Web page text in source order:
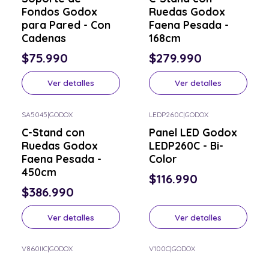
Fondos Godox
para Pared - Con
Cadenas
$75.990
Ver detalles
Ruedas Godox
Faena Pesada -
168cm
$279.990
Ver detalles
SA5045|GODOX
C-Stand con
Ruedas Godox
Faena Pesada -
450cm
$386.990
Ver detalles
LEDP260C|GODOX
Panel LED Godox
LEDP260C - Bi-
Color
$116.990
Ver detalles
V860IIC|GODOX V100C|GODOX